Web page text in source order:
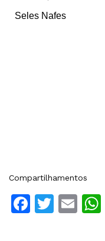
Seles Nafes
Compartilhamentos
Facebook
Twitter